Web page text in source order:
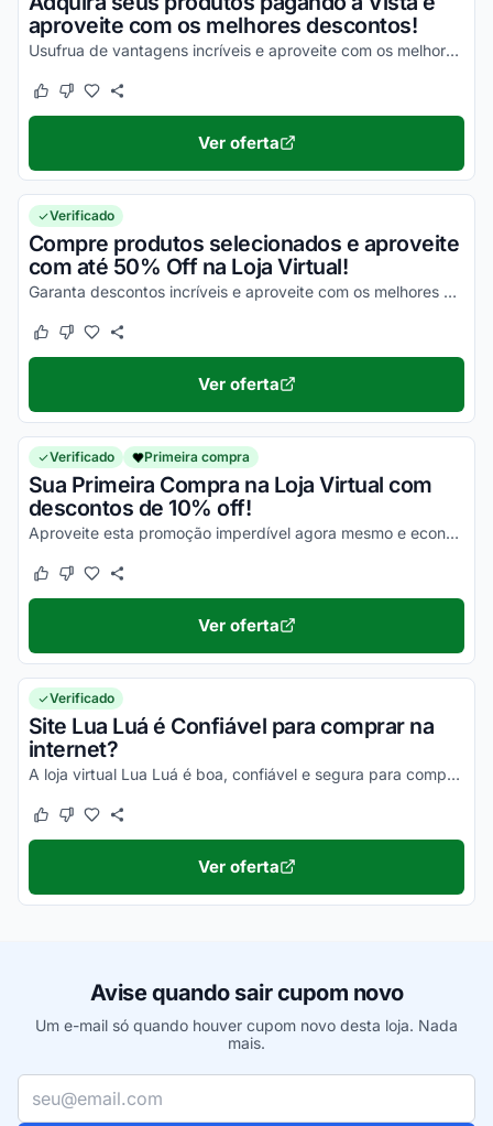
aproveite com os melhores descontos!
Usufrua de vantagens incríveis e aproveite com os melhores benefícios!
Este cupom funcionou
Este cupom não funcionou
Ver oferta
Verificado
Compre produtos selecionados e aproveite
com até 50% Off na Loja Virtual!
Garanta descontos incríveis e aproveite com os melhores valores em todos os seus produtos!
Este cupom funcionou
Este cupom não funcionou
Ver oferta
Verificado Primeira compra
Sua Primeira Compra na Loja Virtual com
descontos de 10% off!
Aproveite esta promoção imperdível agora mesmo e economize!
Este cupom funcionou
Este cupom não funcionou
Ver oferta
Verificado
Site Lua Luá é Confiável para comprar na
internet?
A loja virtual Lua Luá é boa, confiável e segura para compras online. Pesquise, confira os comentários e constate!
Este cupom funcionou
Este cupom não funcionou
Ver oferta
Avise quando sair cupom novo
Um e-mail só quando houver cupom novo desta loja. Nada
mais.
Seu e-mail